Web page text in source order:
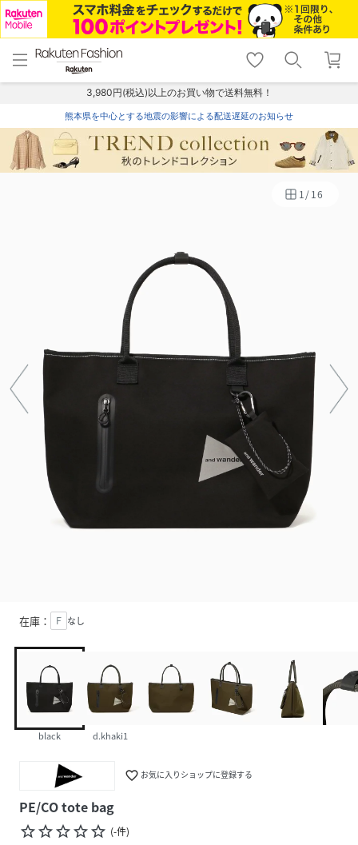
menu home
トップ
shopping_cart lock_outline
ログイン
3,980円(税込)以上のお買い物で送料無料！
熊本県を中心とする地震の影響による配送遅延のお知らせ
1/16
在庫： Ｆ なし
black d.khaki1
favorite_border お気に入りショップに登録する
PE/CO tote bag
star_borderstar_borderstar_borderstar_borderstar_border (-件)